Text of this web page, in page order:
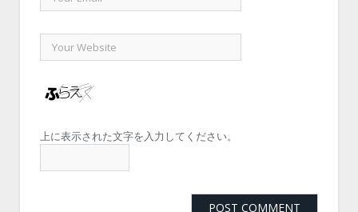
上に表示された文字を入力してください。